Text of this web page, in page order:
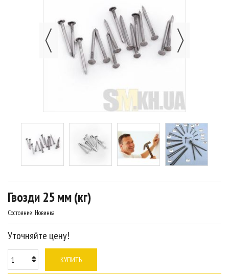
Гвозди 25 мм (кг)
Состояние: Новинка
Уточняйте цену!
КУПИТЬ